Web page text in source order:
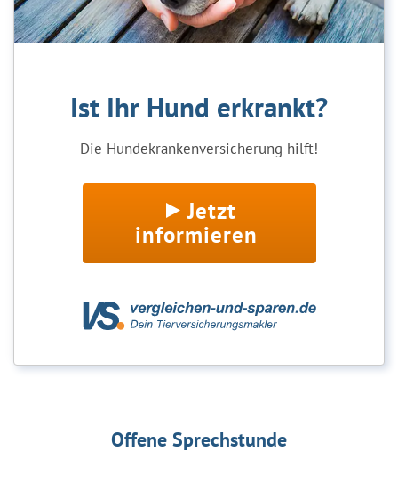
Ist Ihr Hund erkrankt?
Die Hundekrankenversicherung hilft!
Jetzt
informieren
Offene Sprechstunde